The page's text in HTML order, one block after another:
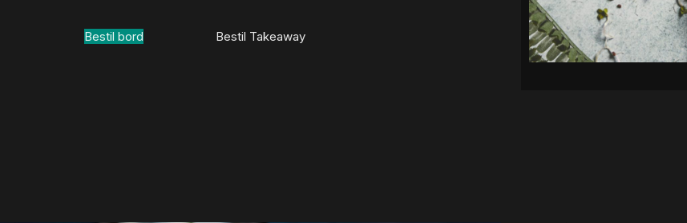
Bestil bord Bestil Takeaway